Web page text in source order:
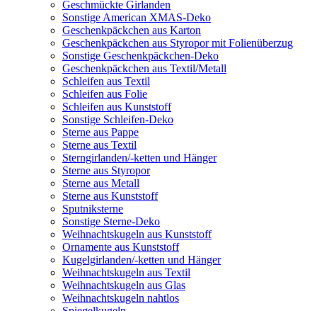
Geschmückte Girlanden
Sonstige American XMAS-Deko
Geschenkpäckchen aus Karton
Geschenkpäckchen aus Styropor mit Folienüberzug
Sonstige Geschenkpäckchen-Deko
Geschenkpäckchen aus Textil/Metall
Schleifen aus Textil
Schleifen aus Folie
Schleifen aus Kunststoff
Sonstige Schleifen-Deko
Sterne aus Pappe
Sterne aus Textil
Sterngirlanden/-ketten und Hänger
Sterne aus Styropor
Sterne aus Metall
Sterne aus Kunststoff
Sputniksterne
Sonstige Sterne-Deko
Weihnachtskugeln aus Kunststoff
Ornamente aus Kunststoff
Kugelgirlanden/-ketten und Hänger
Weihnachtskugeln aus Textil
Weihnachtskugeln aus Glas
Weihnachtskugeln nahtlos